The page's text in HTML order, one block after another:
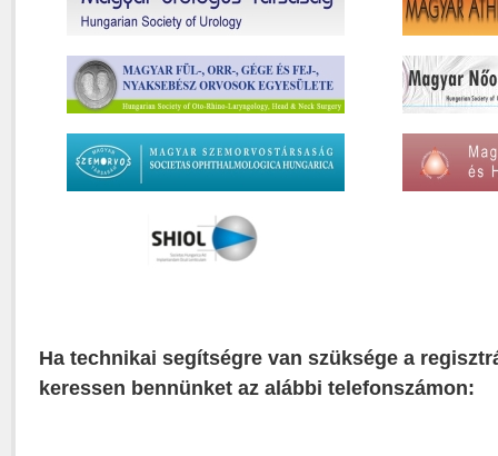
Ha technikai segítségre van szüksége a
keressen bennünket az alábbi telefonszámon: